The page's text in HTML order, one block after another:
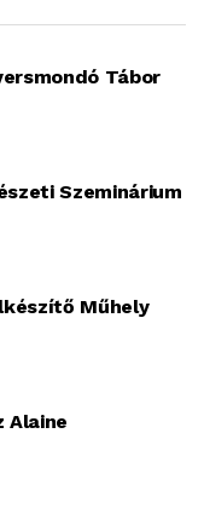
Tábor
Szeminárium
Műhely
Alaine